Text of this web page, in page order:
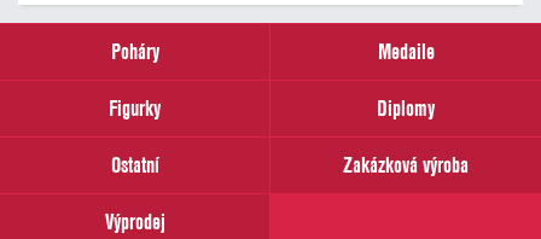
email
Poháry
Medaile
Figurky
Diplomy
Ostatní
Zakázková výroba
Výprodej